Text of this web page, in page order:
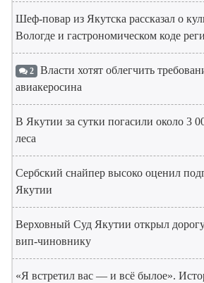
Шеф-повар из Якутска рассказал о
Вологде и гастрономическом коде
2 Власти хотят облегчить
авиакеросина
В Якутии за сутки погасили около 3
леса
Сербский снайпер высоко оценил
Якутии
Верховный Суд Якутии открыл
вип-чиновнику
«Я встретил вас — и всё былое».